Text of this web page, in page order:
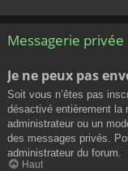
Messagerie privée
Je ne peux pas
Soit vous n’êtes pas
désactivé entièrement la
administrateur ou un
des messages privés.
administrateur du forum.
Haut